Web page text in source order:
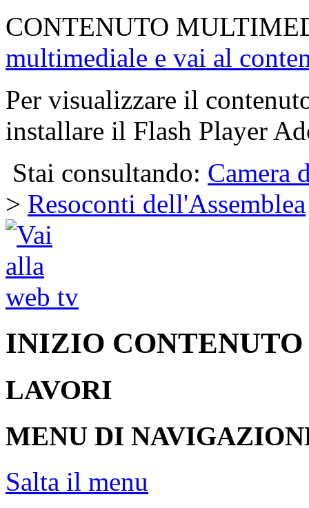
CONTENUTO
multimediale e vai al
Per visualizzare il
installare il Flash Player
Stai consultando: Camera
> Resoconti dell'Assemblea
INIZIO CONTENUTO
LAVORI
MENU DI
Salta il menu